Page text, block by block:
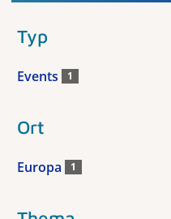
Typ
Events 1
Ort
Europa 1